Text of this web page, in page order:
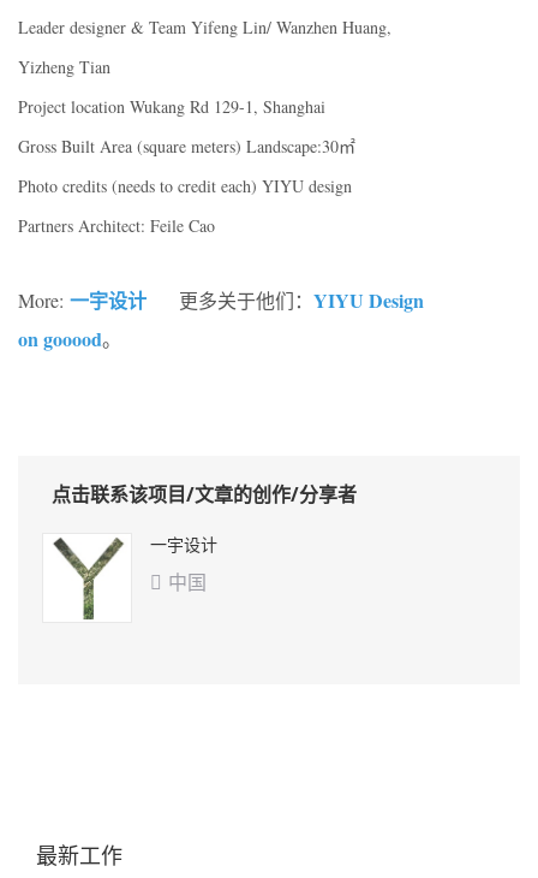
Leader designer & Team Yifeng Lin/ Wanzhen Huang,
Yizheng Tian
Project location Wukang Rd 129-1, Shanghai
Gross Built Area (square meters) Landscape:30㎡
Photo credits (needs to credit each) YIYU design
Partners Architect: Feile Cao
More: 一宇设计 更多关于他们： YIYU Design
on gooood。
点击联系该项目/文章的创作/分享者
一宇设计
 中国
最新工作